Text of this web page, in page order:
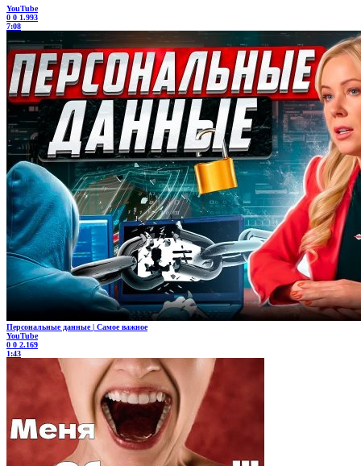
YouTube
0 0 1.993
7:08
Персональные данные | Самое важное
YouTube
0 0 2.169
1:43